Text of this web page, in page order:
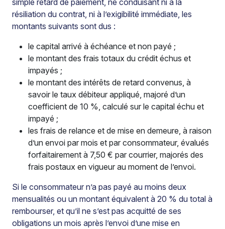
simple retard de paiement, ne conduisant ni à la
résiliation du contrat, ni à l’exigibilité immédiate, les
montants suivants sont dus :
le capital arrivé à échéance et non payé ;
le montant des frais totaux du crédit échus et
impayés ;
le montant des intérêts de retard convenus, à
savoir le taux débiteur appliqué, majoré d’un
coefficient de 10 %, calculé sur le capital échu et
impayé ;
les frais de relance et de mise en demeure, à raison
d’un envoi par mois et par consommateur, évalués
forfaitairement à 7,50 € par courrier, majorés des
frais postaux en vigueur au moment de l’envoi.
Si le consommateur n’a pas payé au moins deux
mensualités ou un montant équivalent à 20 % du total à
rembourser, et qu’il ne s’est pas acquitté de ses
obligations un mois après l’envoi d’une mise en